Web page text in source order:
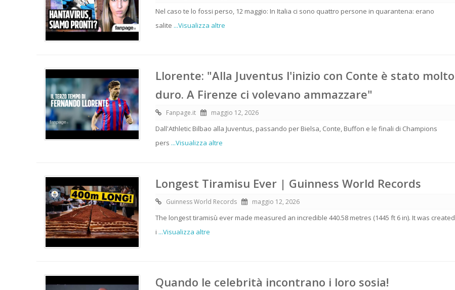
Nel caso te lo fossi perso, 12 maggio: In Italia ci sono quattro persone in quarantena: erano
salite ...Visualizza altre
Llorente: "Alla Juventus l'inizio con Conte è stato molto
duro. A Firenze ci volevano ammazzare"
Fanpage.it maggio 12, 2026
Dall'Athletic Bilbao alla Juventus, passando per Bielsa, Conte, Buffon e le finali di Champions
pers ...Visualizza altre
Longest Tiramisu Ever | Guinness World Records
Guinness World Records maggio 12, 2026
The longest tiramisù ever made measured an incredible 440.58 metres (1445 ft 6 in). It was created
i ...Visualizza altre
Quando le celebrità incontrano i loro sosia!